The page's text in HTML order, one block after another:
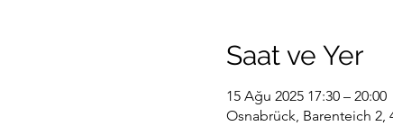
Saat ve Yer
15 Ağu 2025 17:30 – 20:00
Osnabrück, Barenteich 2,